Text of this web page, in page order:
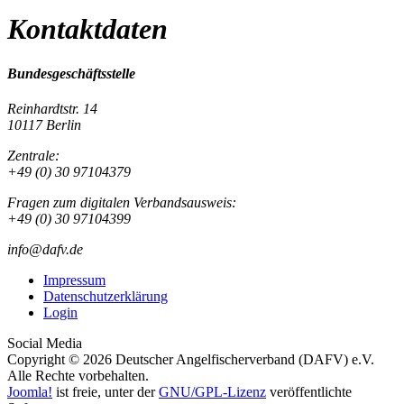
Kontaktdaten
Bundesgeschäftsstelle
Reinhardtstr. 14
10117 Berlin
Zentrale:
+49 (0) 30 97104379
Fragen zum digitalen Verbandsausweis:
+49 (0) 30 97104399
info@dafv.de
Impressum
Datenschutzerklärung
Login
Social Media
Copyright © 2026 Deutscher Angelfischerverband (DAFV) e.V.
Alle Rechte vorbehalten.
Joomla! ist freie, unter derGNU/GPL-Lizenz veröffentlichte